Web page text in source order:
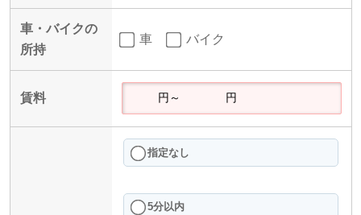
車・バイクの
所持
車 バイク
賃料
指定なし
5分以内